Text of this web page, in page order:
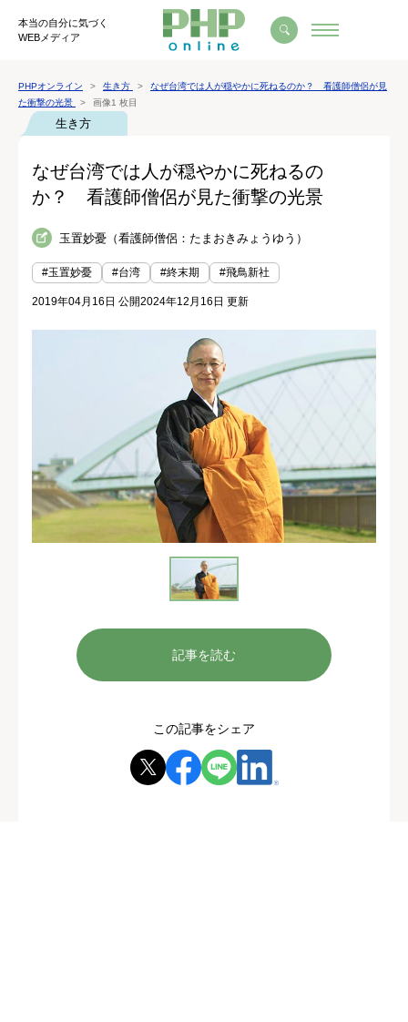
本当の自分に気づく
WEBメディア
PHPオンライン 生き方
なぜ台湾では人が穏やかに死ねるのか？ 看護師僧侶が見
た衝撃の光景
画像1 枚目
生き方
なぜ台湾では人が穏やかに死ねるの
か？ 看護師僧侶が見た衝撃の光景
玉置妙憂（看護師僧侶：たまおきみょうゆう）
#玉置妙憂 #台湾 #終末期 #飛鳥新社
2019年04月16日 公開2024年12月16日 更新
記事を読む
この記事をシェア